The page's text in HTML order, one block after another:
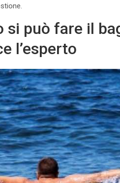
si può fare il
l’esperto